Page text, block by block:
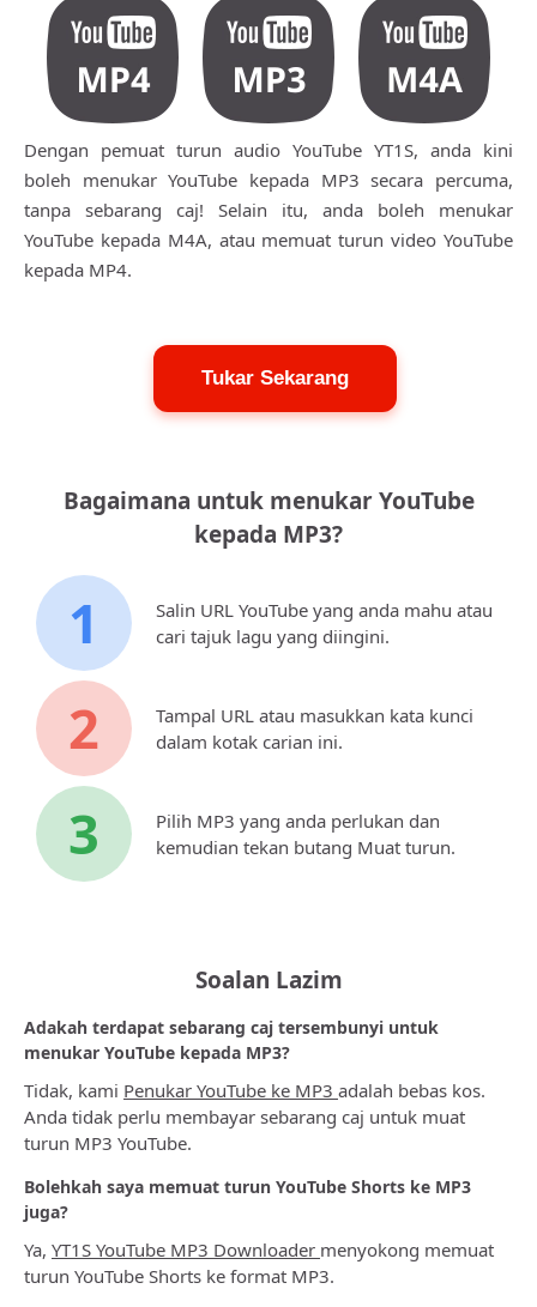
Dengan pemuat turun audio YouTube YT1S, anda kini
boleh menukar YouTube kepada MP3 secara percuma,
tanpa sebarang caj! Selain itu, anda boleh menukar
YouTube kepada M4A, atau memuat turun video YouTube
kepada MP4.
Tukar Sekarang
Bagaimana untuk menukar YouTube
kepada MP3?
1
Salin URL YouTube yang anda mahu atau
cari tajuk lagu yang diingini.
2
Tampal URL atau masukkan kata kunci
dalam kotak carian ini.
3
Pilih MP3 yang anda perlukan dan
kemudian tekan butang Muat turun.
Soalan Lazim
Adakah terdapat sebarang caj tersembunyi untuk
menukar YouTube kepada MP3?
Tidak, kami Penukar YouTube ke MP3 adalah bebas kos.
Anda tidak perlu membayar sebarang caj untuk muat
turun MP3 YouTube.
Bolehkah saya memuat turun YouTube Shorts ke MP3
juga?
Ya, YT1S YouTube MP3 Downloader menyokong memuat
turun YouTube Shorts ke format MP3.